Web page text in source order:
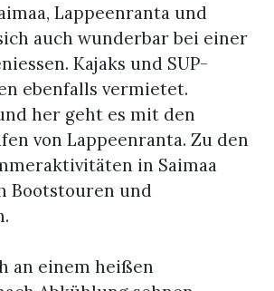
Lappeenranta und
auch wunderbar bei einer
Kajaks und SUP-
ebenfalls vermietet.
her geht es mit den
von Lappeenranta. Zu den
in Saimaa
Bootstouren und
an einem heißen